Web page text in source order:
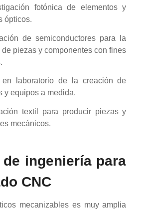
fotónica de elementos y
ópticos.
de semiconductores para la
piezas y componentes con fines
en laboratorio de la creación de
y equipos a medida.
textil para producir piezas y
mecánicos.
ingeniería para
CNC
mecanizables es muy amplia